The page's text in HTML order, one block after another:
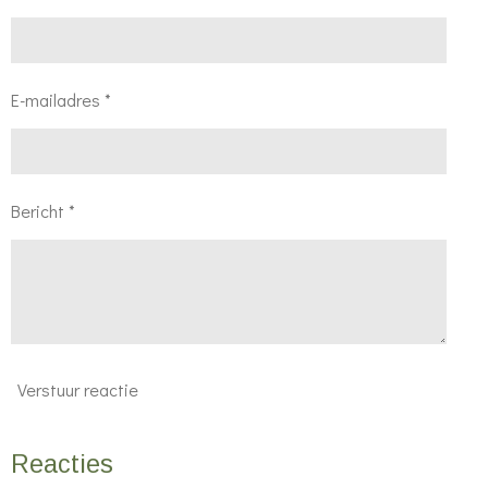
E-mailadres *
Bericht *
Verstuur reactie
Reacties